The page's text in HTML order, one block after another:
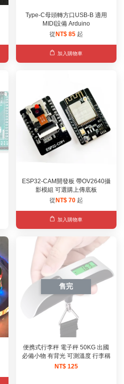
Type-C母頭轉方口USB-B 適用
MIDI設備 Arduino
從NT$ 85 起
加入購物車
ESP32-CAM開發板 帶OV2640攝
影模組 可選購上傳底板
從NT$ 70 起
加入購物車
售完
便携式行李秤 電子秤 50KG 出國
必備小物 有背光 可測溫度 行李稱
NT$ 125